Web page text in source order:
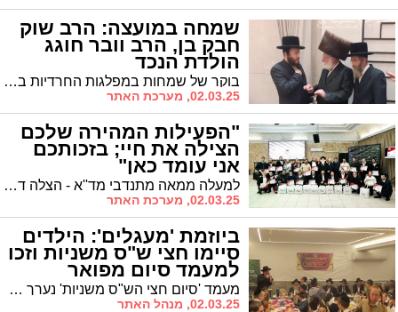
שמחה במועצה: הרב שוק
חבק בן, הרב וובר חוגג
הולדת הנכד
בוקר של שמחות במפלגות החרדיות במועצת העיר אשדוד. חבר המועצה מטעם אגודת ישראל הרב שמואל שוק חבק בן ויו"ר אשדוד התורנית הרב אפרים וובר התבשר על הולדת נכדו, בן לחתנו הרב שמעון יהודה נוסבוים
02.03.25, מערכת האתר
"הפעילות המהירה שלכם
הצילה את חיי; בזכותכם
אני עומד כאן"
למעלה ממאה מתנדבי מד''א - הצלה דרום סניף אשדוד - גן יבנה ונשותיהם התכנסו ביום חמישי האחרון באולמי סהרה באשדוד לערב הוקרה שעמד בסימן 'להודות, להוקיר, להעריך'. ''אתם הדוגמא לשילוב חרדים אשר פועלים להצלת חיים בכל מקום ובכל זמן"
02.03.25, מערכת האתר
ביוזמת 'מעגלים': הילדים
סיימו חצי ש"ס משניות וזכו
למעמד סיום מפואר
מעמד 'סיום חצי הש"ס משניות' נערך השבוע ביוזמת 'מעגלים'. איך נוסד השיעור שבזכותו זכו הילדים לסיים מתוך ידיעה מעמיקה חצי ש"ס משניות?
02.03.25, מנהל האתר